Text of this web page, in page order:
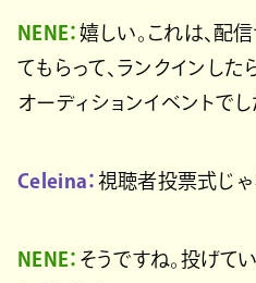
NENE： 嬉しい。これは、配
てもらって、ランクインし
オーディションイベントでし
Celeina： 視聴者投票式じゃ
NENE： そうですね。投げて